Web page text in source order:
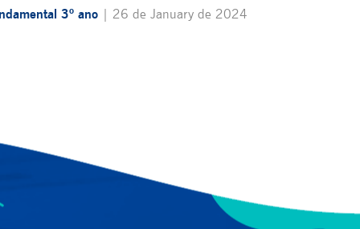
3º ano | 26 de January de 2024